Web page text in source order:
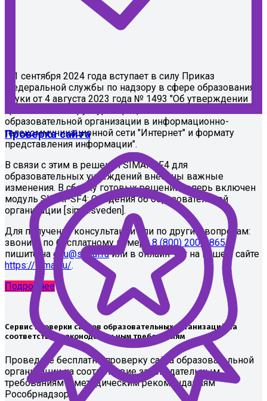
С 1 сентября 2024 года вступает в силу Приказ
Федеральной службы по надзору в сфере образования и
науки от 4 августа 2023 года № 1493 "Об утверждении
образовательной организации в информационно-
телекоммуникационной сети "Интернет" и формату
представления информации".
В связи с этим в решения SIMAI-SF4 для
образовательных учреждений внесены важные
изменения. В сборку готовых решений теперь включен
модуль SIMAI-SF4: Сведения об образовательной
организации [simai.sveden].
Для получения консультации или по другим вопросам:
звоните по бесплатному номеру8 (800) 2000-865
пишите на edu@simai.ruили в онлайн-чат на нашем сайте
https://simai.ru/.
Подробнее
Сервис проверки сайтов образовательных организаций на
соответствие законодательным требованиям
Проведите бесплатно проверку сайта образовательной
организации на соответствие законодательным
требованиям и методическим рекомендациям
Рособрнадзора.
Проверка сайта